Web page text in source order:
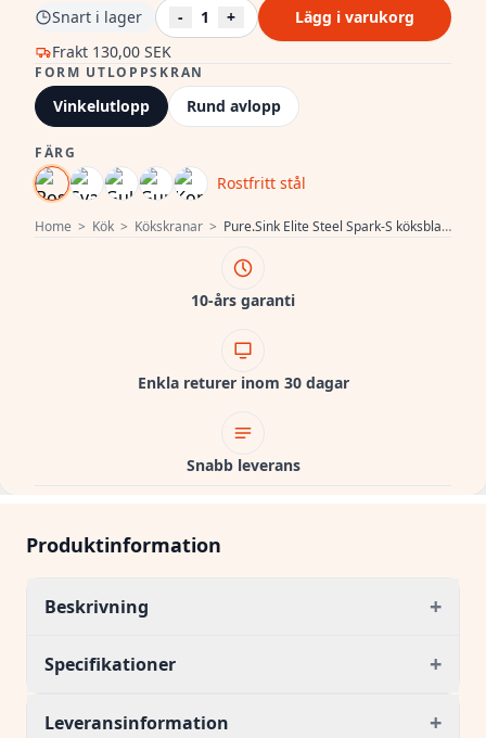
Home > Kök > Kökskranar > Pure.Sink Elite Steel Spark-S köksblandare rostfritt stål med utdragbar pip PS8041-02
Frakt 130,00 SEK
Snart i lager - 1 + Lägg i varukorg
FORM UTLOPPSKRAN
Vinkelutlopp Rund avlopp
FÄRG
Rostfritt stål
10-års garanti
Enkla returer inom 30 dagar
Snabb leverans
Produktinformation
Beskrivning +
Specifikationer +
Leveransinformation +